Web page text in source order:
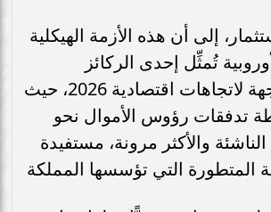
إلى أن هذه الأزمة الهيكلية
تُمثِّل إحدى الركائز
الأساسية الموجهة لاتجاهات اقتصادية 2026، حيث
تدفقات رؤوس الأموال نحو
والأكثر مرونة، مستفيدة
المتطورة التي تؤسسها المملكة